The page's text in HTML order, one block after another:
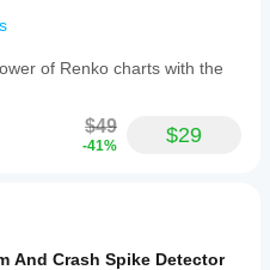
of Renko charts with the
$49
-41% $29
Golden Boom And Crash Spike Detector